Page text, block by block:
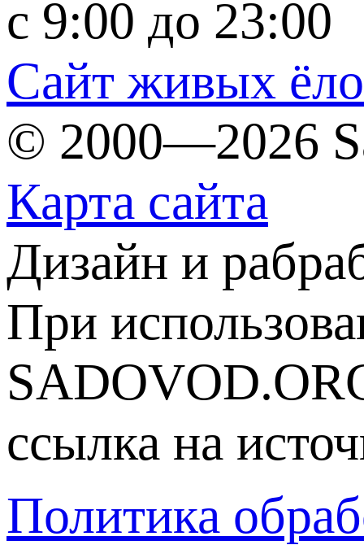
c 9:00 до 23:00
Сайт живых
© 2000—2026
Карта сайта
Дизайн и
При
ссылка на
Политика